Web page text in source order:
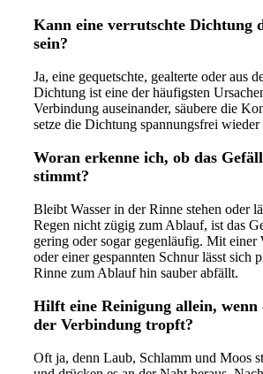
Kann eine verrutschte Dichtung
sein?
Ja, eine gequetschte, gealterte oder aus
Dichtung ist eine der häufigsten
Verbindung auseinander, säubere die
setze die Dichtung spannungsfrei wieder
Woran erkenne ich, ob das
stimmt?
Bleibt Wasser in der Rinne stehen oder
Regen nicht zügig zum Ablauf, ist das
gering oder sogar gegenläufig. Mit einer
oder einer gespannten Schnur lässt sich
Rinne zum Ablauf hin sauber abfällt.
Hilft eine Reinigung allein, wenn
der Verbindung tropft?
Oft ja, denn Laub, Schlamm und Moos